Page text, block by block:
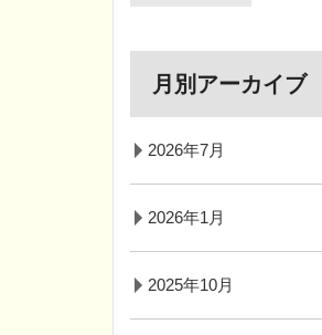
月別アーカイブ
2026年7月
2026年1月
2025年10月